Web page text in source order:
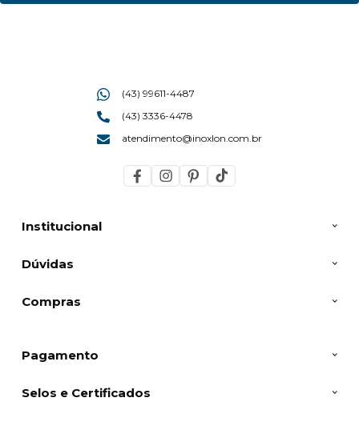
Institucional
Dúvidas
Compras
(43) 99611-4487
(43) 3336-4478
atendimento@inoxlon.com.br
Pagamento
Selos e Certificados